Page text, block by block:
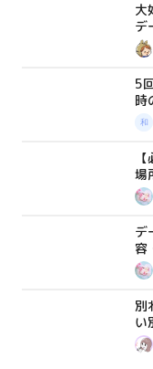
大
デ
5
時
場
め
デ
容
ト
別
い